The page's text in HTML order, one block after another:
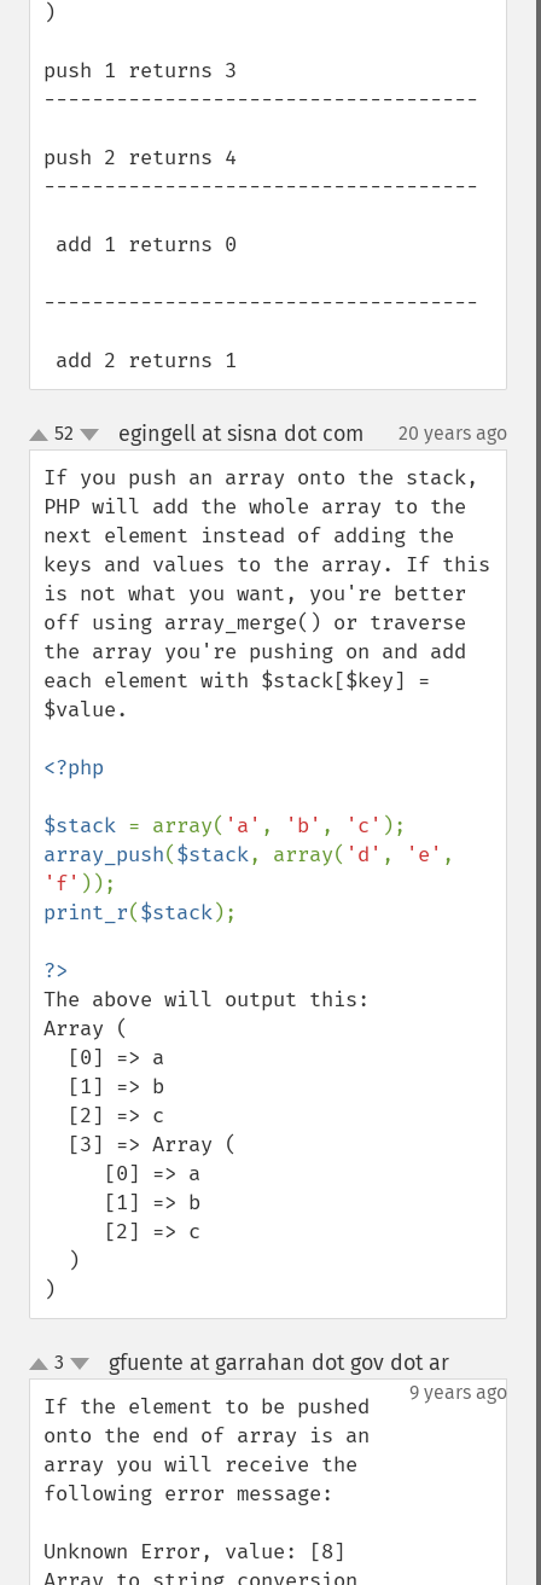
)
push 1 returns 3
------------------------------------
push 2 returns 4
------------------------------------
------------------------------------
add 2 returns 1
up
down
52 egingell at sisna dot com 20 years ago
If you push an array onto the stack,
PHP will add the whole array to the
next element instead of adding the
keys and values to the array. If this
is not what you want, you're better
off using array_merge() or traverse
the array you're pushing on and add
each element with $stack[$key] =
$value.
<?php
$stack = array( 'a' , 'b' , 'c'
array_push($stack, array( 'd' , 'e'
'f'
print_r($stack);
The above will output this:
Array (
)
up
down
3 gfuente at garrahan dot gov dot ar¶
9 years ago
If the element to be pushed
onto the end of array is an
array you will receive the
following error message:
Unknown Error, value: [8]